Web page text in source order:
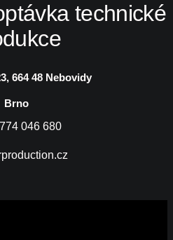
technické
664 48 Nebovidy
Brno
046 680